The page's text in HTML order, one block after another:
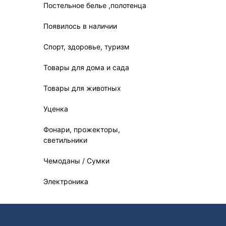
Постельное белье ,полотенца
Появилось в наличии
Спорт, здоровье, туризм
Товары для дома и сада
Товары для животных
Уценка
Фонари, прожекторы,
светильники
Чемоданы / Сумки
Электроника